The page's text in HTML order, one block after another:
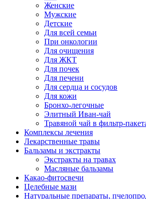
Женские
Мужские
Детские
Для всей семьи
При онкологии
Для очищения
Для ЖКТ
Для почек
Для печени
Для сердца и сосудов
Для кожи
Бронхо-легочные
Элитный Иван-чай
Травяной чай в фильтр-
Комплексы лечения
Лекарственные травы
Бальзамы и экстракты
Экстракты на травах
Масляные бальзамы
Какао-фитосвечи
Целебные мази
Натуральные препараты,